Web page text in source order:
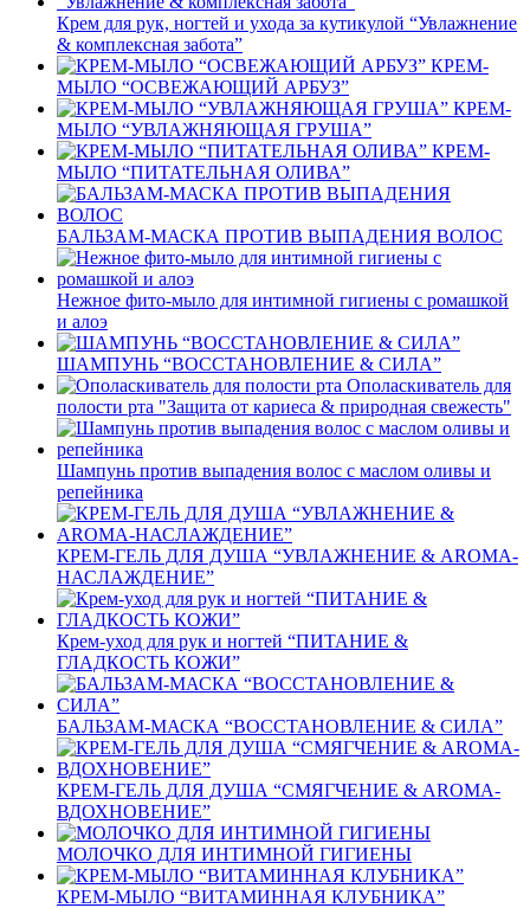
Крем для рук, ногтей и ухода за кутикулой “Увлажнение
& комплексная забота”
КРЕМ-
МЫЛО “ОСВЕЖАЮЩИЙ АРБУЗ”
КРЕМ-
МЫЛО “УВЛАЖНЯЮЩАЯ ГРУША”
КРЕМ-
МЫЛО “ПИТАТЕЛЬНАЯ ОЛИВА”
БАЛЬЗАМ-МАСКА ПРОТИВ ВЫПАДЕНИЯ ВОЛОС
Нежное фито-мыло для интимной гигиены с ромашкой
и алоэ
ШАМПУНЬ “ВОССТАНОВЛЕНИЕ & СИЛА”
Ополаскиватель для
полости рта "Защита от кариеса & природная свежесть"
Шампунь против выпадения волос с маслом оливы и
репейника
КРЕМ-ГЕЛЬ ДЛЯ ДУША “УВЛАЖНЕНИЕ & AROMA-
НАСЛАЖДЕНИЕ”
Крем-уход для рук и ногтей “ПИТАНИЕ &
ГЛАДКОСТЬ КОЖИ”
БАЛЬЗАМ-МАСКА “ВОССТАНОВЛЕНИЕ & СИЛА”
КРЕМ-ГЕЛЬ ДЛЯ ДУША “СМЯГЧЕНИЕ & AROMA-
ВДОХНОВЕНИЕ”
МОЛОЧКО ДЛЯ ИНТИМНОЙ ГИГИЕНЫ
КРЕМ-МЫЛО “ВИТАМИННАЯ КЛУБНИКА”